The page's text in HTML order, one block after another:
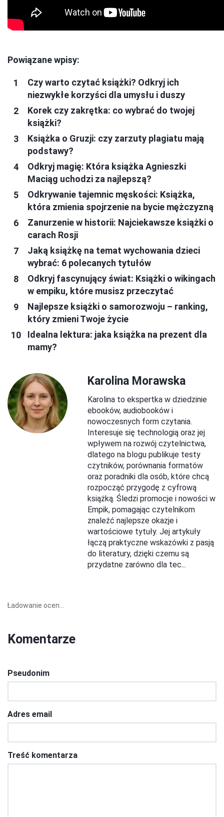
Powiązane wpisy:
Czy warto czytać książki? Odkryj ich
niezwykłe korzyści dla umysłu i duszy
Korek czy zakrętka: co wybrać do twojej
książki?
Książka o Gruzji: czy zarzuty plagiatu mają
podstawy?
Odkryj magię: Która książka Agnieszki
Maciąg uchodzi za najlepszą?
Odkrywanie tajemnic męskości: Książka,
która zmienia spojrzenie na bycie mężczyzną
Zanurzenie w historii: Najciekawsze książki o
carach Rosji
Jaką książkę na temat wychowania dzieci
wybrać: 6 polecanych tytułów
Odkryj fascynujący świat: Książki o wikingach
w empiku, które musisz przeczytać
Najlepsze książki o samorozwoju – ranking,
który zmieni Twoje życie
Idealna lektura: jaka książka na prezent dla
mamy?
Karolina Morawska
Karolina to ekspertka w dziedzinie
ebooków, audiobooków i
nowoczesnych form czytania.
Interesuje się technologią oraz jej
wpływem na rozwój czytelnictwa,
dlatego na blogu publikuje testy
czytników, porównania formatów
oraz poradniki dla osób, które chcą
rozpocząć przygodę z cyfrową
książką. Śledzi promocje i nowości w
Empik, pomagając czytelnikom
znaleźć najlepsze okazje i
wartościowe tytuły. Jej artykuły
łączą praktyczne wskazówki z pasją
do literatury, dzięki czemu są
przydatne zarówno dla tec...
Ładowanie ocen...
Komentarze
Pseudonim
Adres email
Treść komentarza